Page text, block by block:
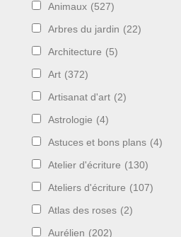
Animaux (527)
Arbres du jardin (22)
Architecture (5)
Art (372)
Artisanat d'art (2)
Astrologie (4)
Astuces et bons plans (4)
Atelier d'écriture (130)
Ateliers d'écriture (107)
Atlas des roses (2)
Aurélien (202)